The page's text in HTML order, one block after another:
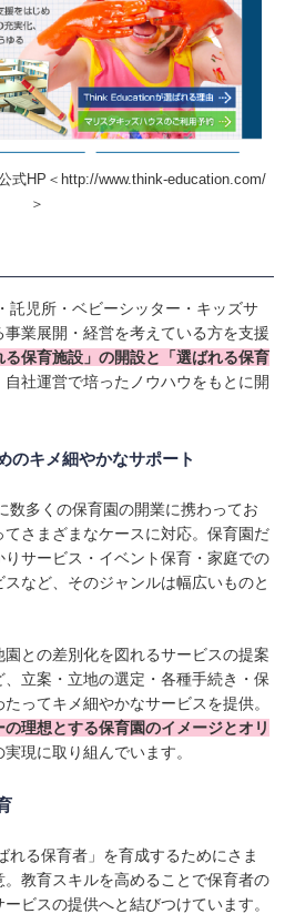
式HP＜http://www.think-education.com/
＞
託児所・ベビーシッター・キッズサ
業展開・経営を考えている方を支援
る保育施設」の開設と「選ばれる保育
自社運営で培ったノウハウをもとに開
のキメ細やかなサポート
数多くの保育園の開業に携わってお
さまざまなケースに対応。保育園だ
サービス・イベント保育・家庭での
など、そのジャンルは幅広いものと
との差別化を図れるサービスの提案
立案・立地の選定・各種手続き・保
ってキメ細やかなサービスを提供。
の理想とする保育園のイメージとオリ
実現に取り組んでいます。
る保育者」を育成するためにさま
教育スキルを高めることで保育者の
ビスの提供へと結びつけています。